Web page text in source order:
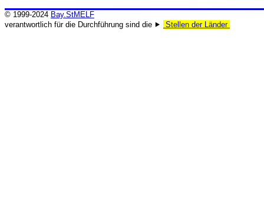
© 1999-2024 Bay.StMELF
verantwortlich für die Durchführung sind die ⯈
Stellen der Länder